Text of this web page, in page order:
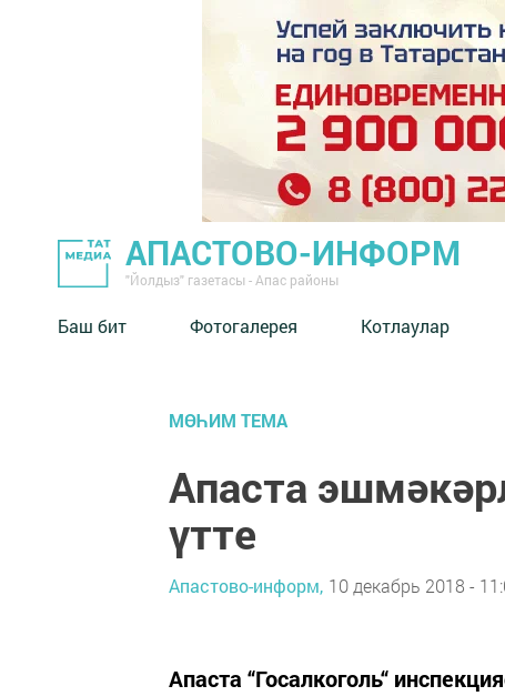
АПАСТОВО-ИНФОРМ
"Йолдыз" газетасы - Апас районы
Баш бит Фотогалерея Котлаулар
МӨҺИМ ТЕМА
Апаста
үтте
Апастово-информ, 10 декабрь 2018 -
Апаста “Госалкоголь“